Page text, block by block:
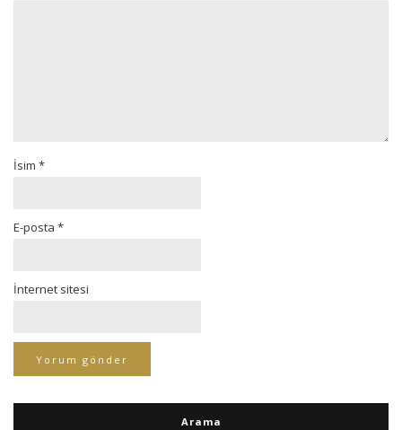
İsim *
E-posta *
İnternet sitesi
Arama